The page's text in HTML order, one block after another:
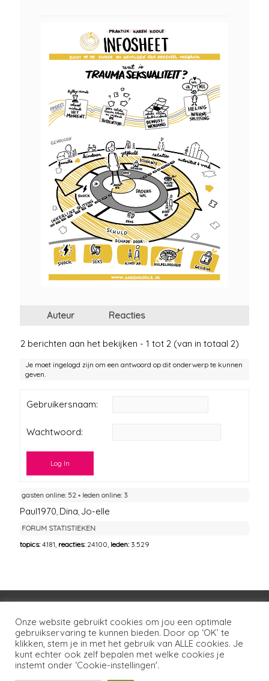
Auteur Reacties
2 berichten aan het bekijken - 1 tot 2 (van in totaal 2)
Je moet ingelogd zijn om een antwoord op dit onderwerp te kunnen
geven.
Gebruikersnaam:
Wachtwoord:
Log In
gasten online: 52 ▪︎ leden online: 3
Paul1970 Dina Jo-elle
FORUM STATISTIEKEN
topics:4.181, reacties: 24.100, leden: 3.529
Voorwaarden Huisregels
Privacybeleid
Disclaimer
Over LSG Ons netwerk Contact
Copyright © 2026 Lotgenoten Seksueel Geweld
Onze website gebruikt cookies om jou een optimale
gebruikservaring te kunnen bieden. Door op ‘OK’ te
klikken, stem je in met het gebruik van ALLE cookies. Je
kunt echter ook zelf bepalen met welke cookies je
instemt onder ‘Cookie-instellingen'.